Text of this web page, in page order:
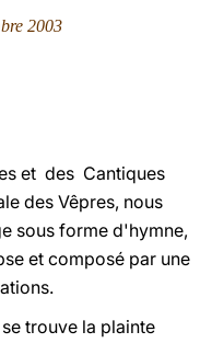
2003
et des Cantiques
des Vêpres, nous
sous forme d'hymne,
et composé par une
trouve la plainte